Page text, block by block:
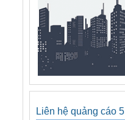
Liên hệ quảng cáo 5